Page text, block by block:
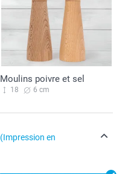
Moulins poivre et sel
18 6 cm
(Impression en